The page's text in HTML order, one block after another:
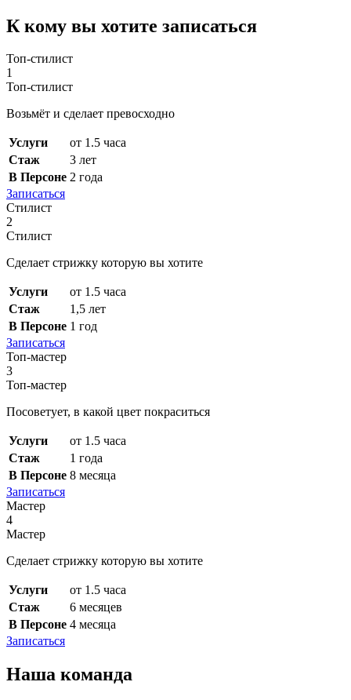
К кому вы хотите записаться
Топ-стилист
1
Топ-стилист
Возьмёт и сделает превосходно
Услуги
от 1.5 часа
Стаж
3 лет
В Персоне 2 года
Записаться
Стилист
2
Стилист
Сделает стрижку которую вы хотите
Услуги
от 1.5 часа
Стаж
1,5 лет
В Персоне 1 год
Записаться
Топ-мастер
3
Топ-мастер
Посоветует, в какой цвет покраситься
Услуги
от 1.5 часа
Стаж
1 года
В Персоне 8 месяца
Записаться
Мастер
4
Мастер
Сделает стрижку которую вы хотите
Услуги
от 1.5 часа
Стаж
6 месяцев
В Персоне 4 месяца
Записаться
Наша команда